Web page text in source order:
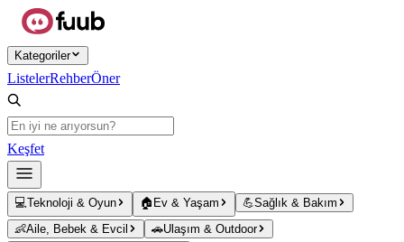
Ana içeriğe atla
Kategoriler
ListelerRehberÖner
Keşfet
💻Teknoloji & Oyun 🏠 Ev & Yaşam 💪Sağlık & Bakım
👶Aile, Bebek & Evcil 🚗Ulaşım & Outdoor